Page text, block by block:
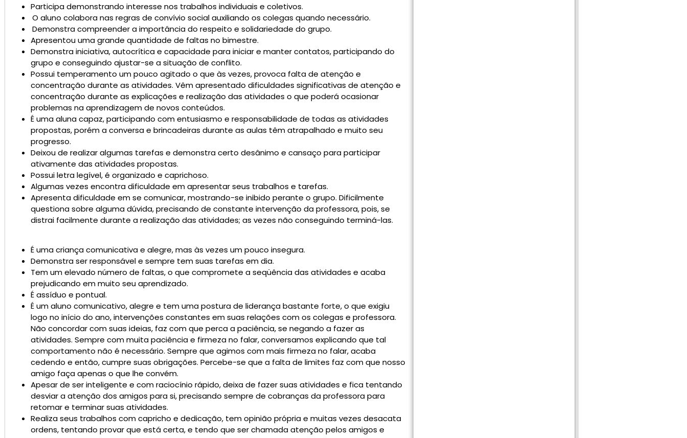
Participa demonstrando interesse nos trabalhos individuais e coletivos.
O aluno colabora nas regras de convívio social auxiliando os colegas quando necessário.
Demonstra compreender a importância do respeito e solidariedade do grupo.
Apresentou uma grande quantidade de faltas no bimestre.
Demonstra iniciativa, autocrítica e capacidade para iniciar e manter contatos, participando do
grupo e conseguindo ajustar-se a situação de conflito.
Possui temperamento um pouco agitado o que às vezes, provoca falta de atenção e
concentração durante as atividades. Vêm apresentado dificuldades significativas de atenção e
concentração durante as explicações e realização das atividades o que poderá ocasionar
problemas na aprendizagem de novos conteúdos.
É uma aluna capaz, participando com entusiasmo e responsabilidade de todas as atividades
propostas, porém a conversa e brincadeiras durante as aulas têm atrapalhado e muito seu
progresso.
Deixou de realizar algumas tarefas e demonstra certo desânimo e cansaço para participar
ativamente das atividades propostas.
Possui letra legível, é organizado e caprichoso.
Algumas vezes encontra dificuldade em apresentar seus trabalhos e tarefas.
Apresenta dificuldade em se comunicar, mostrando-se inibido perante o grupo. Dificilmente
questiona sobre alguma dúvida, precisando de constante intervenção da professora, pois, se
distrai facilmente durante a realização das atividades; as vezes não conseguindo terminá-las.
É uma criança comunicativa e alegre, mas às vezes um pouco insegura.
Demonstra ser responsável e sempre tem suas tarefas em dia.
Tem um elevado número de faltas, o que compromete a seqüência das atividades e acaba
prejudicando em muito seu aprendizado.
É assíduo e pontual.
É um aluno comunicativo, alegre e tem uma postura de liderança bastante forte, o que exigiu
logo no início do ano, intervenções constantes em suas relações com os colegas e professora.
Não concordar com suas ideias, faz com que perca a paciência, se negando a fazer as
atividades. Sempre com muita paciência e firmeza no falar, conversamos explicando que tal
comportamento não é necessário. Sempre que agimos com mais firmeza no falar, acaba
cedendo e então, cumpre suas obrigações. Percebe-se que a falta de limites faz com que nosso
amigo faça apenas o que lhe convém.
Apesar de ser inteligente e com raciocínio rápido, deixa de fazer suas atividades e fica tentando
desviar a atenção dos amigos para si, precisando sempre de cobranças da professora para
retomar e terminar suas atividades.
Realiza seus trabalhos com capricho e dedicação, tem opinião própria e muitas vezes desacata
ordens, tentando provar que está certa, e tendo que ser chamada atenção pelos amigos e